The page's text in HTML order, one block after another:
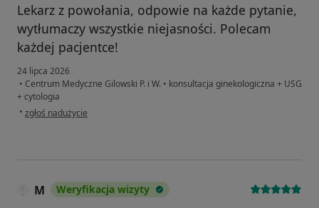
Lekarz z powołania, odpowie na każde pytanie,
wytłumaczy wszystkie niejasności. Polecam
każdej pacjentce!
24 lipca 2026
• Centrum Medyczne Gilowski P. i W. • konsultacja ginekologiczna + USG
+ cytologia
• w opinii użytkownika Anna
zgłoś nadużycie
M Weryfikacja wizyty